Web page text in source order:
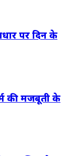
पर दिन के
की मजबूती के